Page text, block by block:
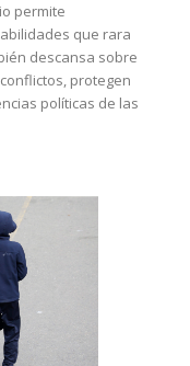
permite
que rara
descansa sobre
protegen
políticas de las